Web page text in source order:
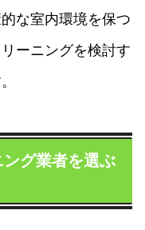
な室内環境を保つ
ーニングを検討す
グ業者を選ぶ